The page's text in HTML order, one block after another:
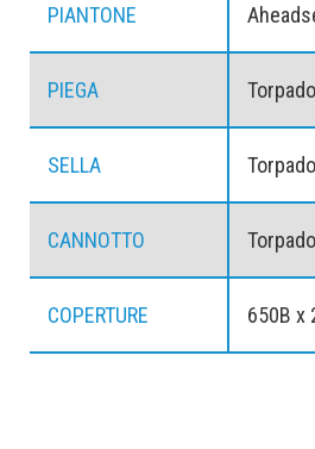
PIANTONE
PIEGA
SELLA
CANNOTTO
COPERTURE 650B x